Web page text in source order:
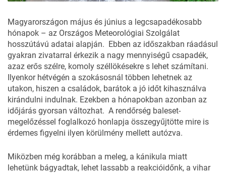
Magyarországon május és június a legcsapadékosabb
hónapok – az Országos Meteorológiai Szolgálat
hosszútávú adatai alapján. Ebben az időszakban ráadásul
gyakran zivatarral érkezik a nagy mennyiségű csapadék,
azaz erős szélre, komoly széllökésekre s lehet számítani.
Ilyenkor hétvégén a szokásosnál többen lehetnek az
utakon, hiszen a családok, barátok a jó időt kihasználva
kirándulni indulnak. Ezekben a hónapokban azonban az
időjárás gyorsan változhat. A rendőrség baleset-
megelőzéssel foglalkozó honlapja összegyűjtötte mire is
érdemes figyelni ilyen körülmény mellett autózva.
Miközben még korábban a meleg, a kánikula miatt
lehetünk bágyadtak, lehet lassabb a reakcióidőnk, a vihar